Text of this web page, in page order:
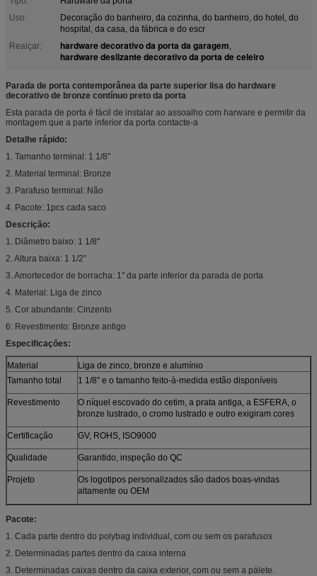
Uso:
Decoração do banheiro, da cozinha, do banheiro, do hotel, do
hospital, da casa, da fábrica e do escr
Realçar:
hardware decorativo da porta da garagem,
hardware deslizante decorativo da porta de celeiro
Parada de porta contemporânea da parte superior lisa do hardware
decorativo de bronze contínuo preto da porta
Esta parada de porta é fácil de instalar ao assoalho com harware e permitir da
montagem que a parte inferior da porta contacte-a
Detalhe rápido:
1. Tamanho terminal: 1 1/8"
2. Material terminal: Bronze
3. Parafuso terminal: Não
4. Pacote: 1pcs cada saco
Descrição:
1. Diâmetro baixo: 1 1/8"
2. Altura baixa: 1 1/2”
3. Amortecedor de borracha: 1" da parte inferior da parada de porta
4. Material: Liga de zinco
5. Cor abundante: Cinzento
6: Revestimento: Bronze antigo
Especificações:
Material
Liga de zinco, bronze e alumínio
Tamanho total
1 1/8" e o tamanho feito-à-medida estão disponíveis
Revestimento
O níquel escovado do cetim, a prata antiga, a ESFERA, o
bronze lustrado, o cromo lustrado e outro exigiram cores
Certificação GV, ROHS, ISO9000
Qualidade Garantido, inspeção do QC
Projeto
Os logotipos personalizados são dados boas-vindas
altamente ou OEM
Pacote:
1. Cada parte dentro do polybag individual, com ou sem os parafusos
2. Determinadas partes dentro da caixa interna
3. Determinadas caixas dentro da caixa exterior, com ou sem a pálete.